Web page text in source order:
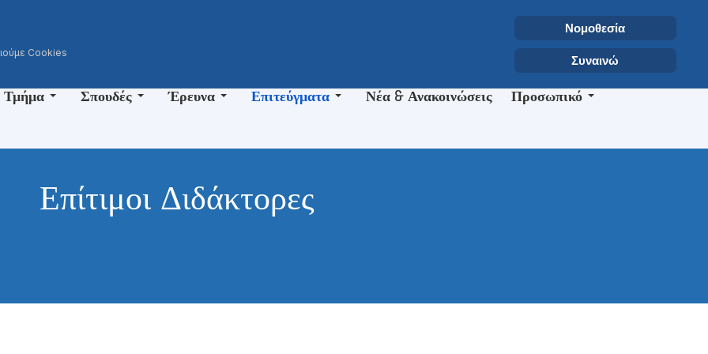
Επιλέξτε τη γλώσσα σας
Αναζήτηση
Type 2 or more characters for
Τμήμα Σπουδές Έρευνα Επιτεύγματα Νέα & Ανακοινώσεις Προσωπικό
Επίτιμοι Διδάκτορες
Cookies
Νομοθεσία
Συναινώ